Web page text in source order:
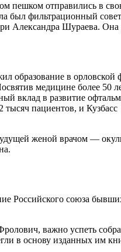
пешком отправились в
был фильтрационный
Александра Шураева. Она
образование в
медицине более
в развитие
пациентов, и
женой врачом —
Российского союза
важно успеть
в основу изданных им